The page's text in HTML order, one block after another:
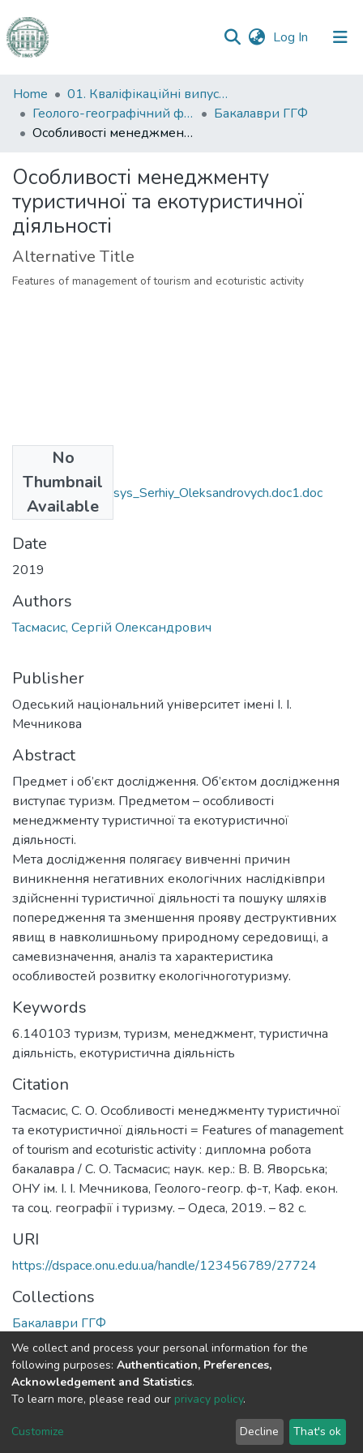
Log In (current)
Communities
&
Collections
Statistics
Home
01. Кваліфікаційні випускні роботи здобувачів вищої освіти
Геолого-географічний факультет
Бакалаври ГГФ
Особливості менеджменту туристичної та екотуристичної діяльності
Особливості менеджменту
туристичної та екотуристичної
діяльності
Alternative Title
Features of management of tourism and ecoturistic activity
No
Thumbnail
Available
6.140103_Tasmasys_Serhiy_Oleksandrovych.doc1.doc
(133.5 KB)
Date
2019
Authors
Тасмасис, Сергій Олександрович
Publisher
Одеський національний університет імені І. І.
Мечникова
Abstract
Предмет і об’єкт дослідження. Об’єктом дослідження
виступає туризм. Предметом – особливості
менеджменту туристичної та екотуристичної
діяльності.
Мета дослідження полягаєу вивченні причин
виникнення негативних екологічних наслідківпри
здійсненні туристичної діяльності та пошуку шляхів
попередження та зменшення прояву деструктивних
явищ в навколишньому природному середовищі, а
самевизначення, аналіз та характеристика
особливостей розвитку екологічноготуризму.
Keywords
6.140103 туризм, туризм, менеджмент, туристична
діяльність, екотуристична діяльність
Citation
Тасмасис, С. О. Особливості менеджменту туристичної
та екотуристичної діяльності = Features of management
of tourism and ecoturistic activity : дипломна робота
бакалавра / С. О. Тасмасис; наук. кер.: В. В. Яворська;
ОНУ ім. І. І. Мечникова, Геолого-геогр. ф-т, Каф. екон.
та соц. географії і туризму. – Одеса, 2019. – 82 с.
URI
https://dspace.onu.edu.ua/handle/123456789/27724
Collections
Бакалаври ГГФ
Full item page
DSpace software copyright © 2009-2026
Cookie
End User
Agreement
Send
Feedback
We collect and process your personal information for the
following purposes: Authentication, Preferences,
Acknowledgement and Statistics.
To learn more, please read our privacy policy.
Customize Decline That's ok